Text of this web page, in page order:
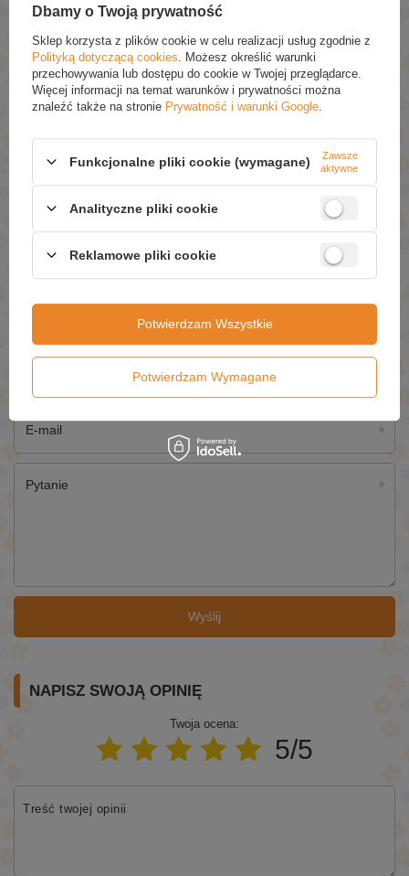
Etja Naturalny Olejek Eteryczny Geraniowy 10ml
£8.39
Etja Naturalny Olejek Eteryczny Pomarańczowy 10ml
£4.19
£5.29 (-5% Promocja czasowa)
Etja Bio Olej Rycynowy dla każdego Rodzaju Skóry
ZAPYTAJ O PRODUKT
szybko jak tylko będzie to możliwe.
Dane są przetwarzane zgodnie z
. Przesyłając je, akceptujesz jej postanowienia.
E-mail
Pytanie
Wyślij
NAPISZ SWOJĄ OPINIĘ
Twoja ocena:
5/5
Treść twojej opinii
Dbamy o Twoją prywatność
Sklep korzysta z plików cookie w celu realizacji usług zgodnie z
Polityką dotyczącą cookies . Możesz określić warunki
przechowywania lub dostępu do cookie w Twojej przeglądarce.
Więcej informacji na temat warunków i prywatności można
znaleźć także na stronie Prywatność i warunki Google
Funkcjonalne pliki cookie (wymagane)
Zawsze
aktywne
Analityczne pliki cookie
Reklamowe pliki cookie
Potwierdzam Wymagane
Potwierdzam Wszystkie